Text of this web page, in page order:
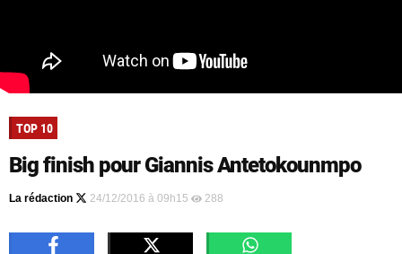
TOP 10
Big finish pour Giannis Antetokounmpo
La rédaction 24/12/2016 à 09h15 288